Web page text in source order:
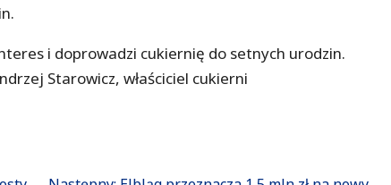
i doprowadzi cukiernię do setnych urodzin.
Starowicz, właściciel cukierni